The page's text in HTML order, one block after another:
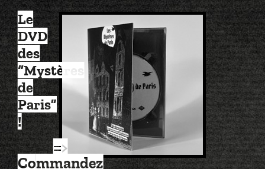
Le
DVD
des
“Mystères
de
Paris”
!
=>
Commandez